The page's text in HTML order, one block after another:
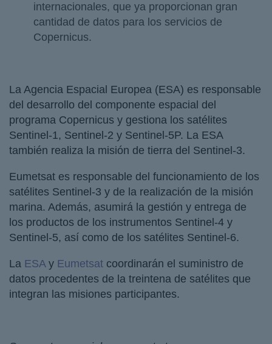
internacionales, que ya proporcionan gran
cantidad de datos para los servicios de
Copernicus.
La Agencia Espacial Europea (ESA) es responsable
del desarrollo del componente espacial del
programa Copernicus y gestiona los satélites
Sentinel-1, Sentinel-2 y Sentinel-5P. La ESA
también realiza la misión de tierra del Sentinel-3.
Eumetsat es responsable del funcionamiento de los
satélites Sentinel-3 y de la realización de la misión
marina. Además, asumirá la gestión y entrega de
los productos de los instrumentos Sentinel-4 y
Sentinel-5, así como de los satélites Sentinel-6.
La ESA y Eumetsat coordinarán el suministro de
datos procedentes de la treintena de satélites que
integran las misiones participantes.